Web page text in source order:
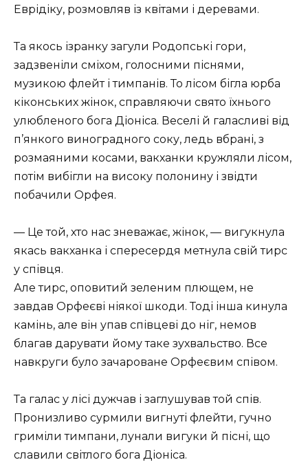
Еврідіку, розмовляв із квітами і деревами.
Та якось ізранку загули Родопські гори,
задзвеніли сміхом, голосними піснями,
музикою флейт і тимпанів. То лісом бігла юрба
кіконських жінок, справляючи свято їхнього
улюбленого бога Діоніса. Веселі й галасливі від
п’янкого виноградного соку, ледь вбрані, з
розмаяними косами, вакханки кружляли лісом,
потім вибігли на високу полонину і звідти
побачили Орфея.
— Це той, хто нас зневажає, жінок, — вигукнула
якась вакханка і спересердя метнула свій тирс
у співця.
Але тирс, оповитий зеленим плющем, не
завдав Орфеєві ніякої шкоди. Тоді інша кинула
камінь, але він упав співцеві до ніг, немов
благав дарувати йому таке зухвальство. Все
навкруги було зачароване Орфеєвим співом.
Та галас у лісі дужчав і заглушував той спів.
Пронизливо сурмили вигнуті флейти, гучно
гриміли тимпани, лунали вигуки й пісні, що
славили світлого бога Діоніса.